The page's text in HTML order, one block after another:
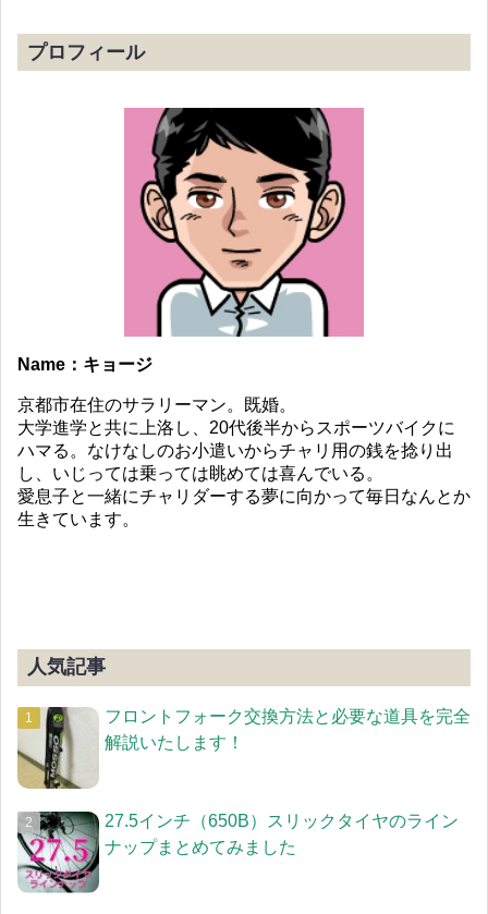
プロフィール
Name：キョージ
京都市在住のサラリーマン。既婚。
大学進学と共に上洛し、20代後半からスポーツバイクに
ハマる。なけなしのお小遣いからチャリ用の銭を捻り出
し、いじっては乗っては眺めては喜んでいる。
愛息子と一緒にチャリダーする夢に向かって毎日なんとか
生きています。
人気記事
フロントフォーク交換方法と必要な道具を完全
解説いたします！
27.5インチ（650B）スリックタイヤのライン
ナップまとめてみました